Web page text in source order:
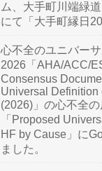
ム、大手町川端緑
にて「大手町縁日
心不全のユニバー
2026「AHA/ACC/
Consensus
Universal Definition
(2026)」の心不全
「Proposed
HF by Cause」に
ました。